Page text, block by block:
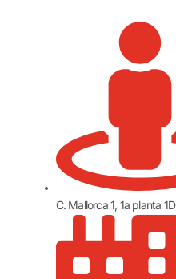
C. Mallorca 1, 1a planta 1D